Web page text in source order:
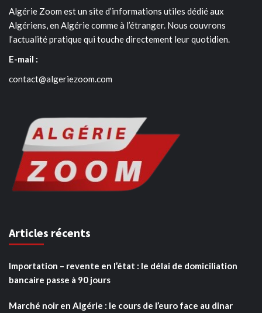
Algérie Zoom est un site d’informations utiles dédié aux
Algériens, en Algérie comme à l’étranger. Nous couvrons
l’actualité pratique qui touche directement leur quotidien.
E-mail :
contact@algeriezoom.com
Articles récents
Importation – revente en l’état : le délai de domiciliation
bancaire passe à 90 jours
Marché noir en Algérie : le cours de l’euro face au dinar